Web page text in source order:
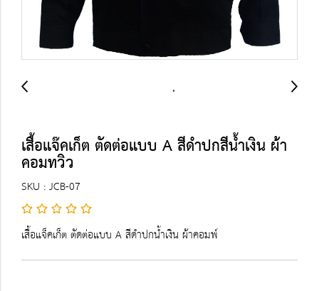
เสื้อแจ๊คเก็ต ตัดต่อแบบ A สีดำปกสีน้ำเงิน ผ้า
คอมทวิว
SKU : JCB-07
เสื้อแจ็คเก็ต ตัดต่อแบบ A สีดำปกน้ำเงิน ผ้าคอมพ์